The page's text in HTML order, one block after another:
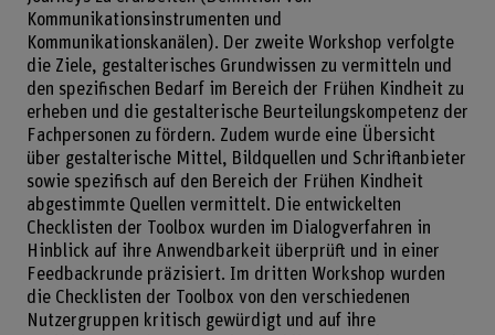
Kommunikationsinstrumenten und
Kommunikationskanälen). Der zweite Workshop verfolgte
die Ziele, gestalterisches Grundwissen zu vermitteln und
den spezifischen Bedarf im Bereich der Frühen Kindheit zu
erheben und die gestalterische Beurteilungskompetenz der
Fachpersonen zu fördern. Zudem wurde eine Übersicht
über gestalterische Mittel, Bildquellen und Schriftanbieter
sowie spezifisch auf den Bereich der Frühen Kindheit
abgestimmte Quellen vermittelt. Die entwickelten
Checklisten der Toolbox wurden im Dialogverfahren in
Hinblick auf ihre Anwendbarkeit überprüft und in einer
Feedbackrunde präzisiert. Im dritten Workshop wurden
die Checklisten der Toolbox von den verschiedenen
Nutzergruppen kritisch gewürdigt und auf ihre